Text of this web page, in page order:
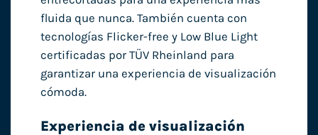
fluida que nunca. También cuenta con
tecnologías Flicker-free y Low Blue Light
certificadas por TÜV Rheinland para
garantizar una experiencia de visualización
cómoda.
Experiencia de visualización